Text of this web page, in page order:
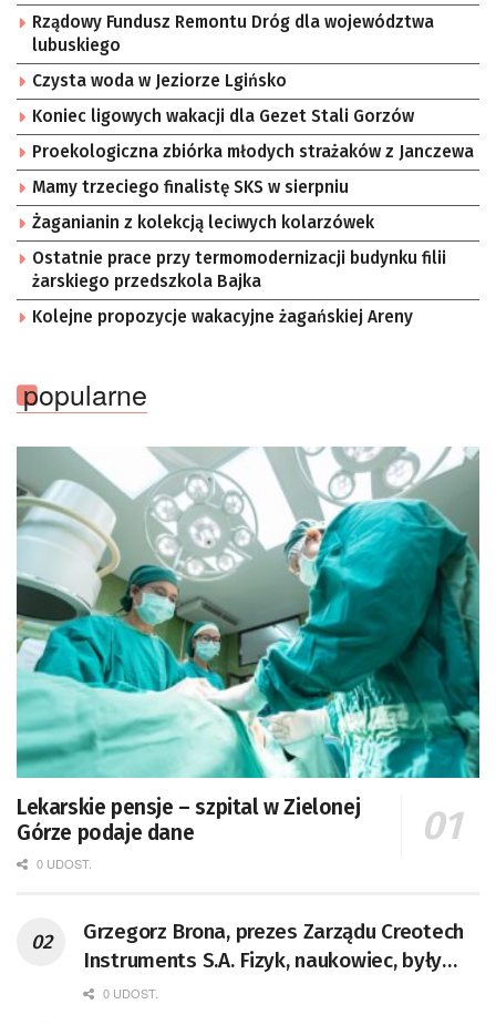
Rządowy Fundusz Remontu Dróg dla województwa
lubuskiego
Czysta woda w Jeziorze Lgińsko
Koniec ligowych wakacji dla Gezet Stali Gorzów
Proekologiczna zbiórka młodych strażaków z Janczewa
Mamy trzeciego finalistę SKS w sierpniu
Żaganianin z kolekcją leciwych kolarzówek
Ostatnie prace przy termomodernizacji budynku filii
żarskiego przedszkola Bajka
Kolejne propozycje wakacyjne żagańskiej Areny
popularne
Lekarskie pensje – szpital w Zielonej
Górze podaje dane
0 UDOST.
Grzegorz Brona, prezes Zarządu Creotech
Instruments S.A. Fizyk, naukowiec, były
pracownik CERN w Genewie,
0 UDOST.